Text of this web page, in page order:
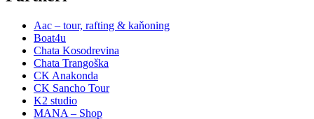
Aac – tour, rafting & kaňoning
Boat4u
Chata Kosodrevina
Chata Trangoška
CK Anakonda
CK Sancho Tour
K2 studio
MANA – Shop